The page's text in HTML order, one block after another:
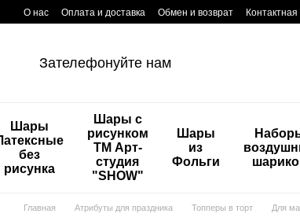
Перейти к основному контенту
О нас Оплата и доставка Обмен и возврат
Зателефонуйте нам
Шары
без
рисунка
Шары с
рисунком
ТМ Арт-
студия
"SHOW"
Шары
из
Фольги
Главная Атрибуты для праздника Топперы в торт Для